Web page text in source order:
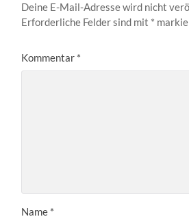
Deine E-Mail-Adresse wird nicht
Erforderliche Felder sind mit *
Kommentar *
Name *